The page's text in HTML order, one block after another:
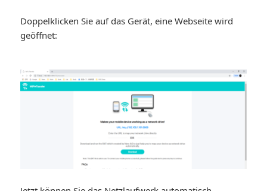
Doppelklicken Sie auf das Gerät, eine Webseite wird
geöffnet: